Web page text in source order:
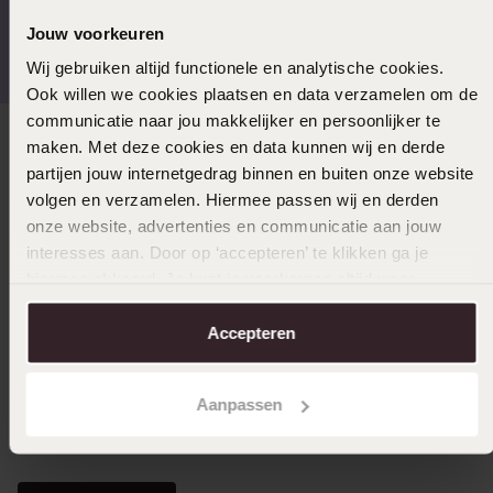
Jouw voorkeuren
Wij gebruiken altijd functionele en analytische cookies.
Ook willen we cookies plaatsen en data verzamelen om de
communicatie naar jou makkelijker en persoonlijker te
maken. Met deze cookies en data kunnen wij en derde
partijen jouw internetgedrag binnen en buiten onze website
volgen en verzamelen. Hiermee passen wij en derden
onze website, advertenties en communicatie aan jouw
interesses aan. Door op ‘accepteren’ te klikken ga je
aanpassen. Lees er meer over in onscookiebeleid.
Accepteren
Aanpassen
Gratis verzending vanaf
Direct naar
Over Lucardi
Klantendienst